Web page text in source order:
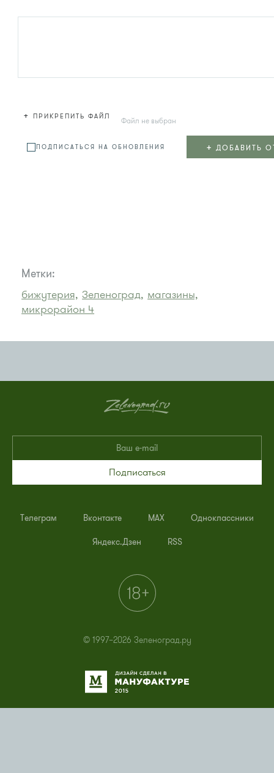
+ ПРИКРЕПИТЬ ФАЙЛ Файл не выбран
ПОДПИСАТЬСЯ НА ОБНОВЛЕНИЯ + ДОБАВИТЬ
Метки:
бижутерия, Зеленоград, магазины,
микрорайон 4
Подписаться
Телеграм Вконтакте MAX Одноклассники
Яндекс.Дзен RSS
© 1997–2026 Зеленоград.ру